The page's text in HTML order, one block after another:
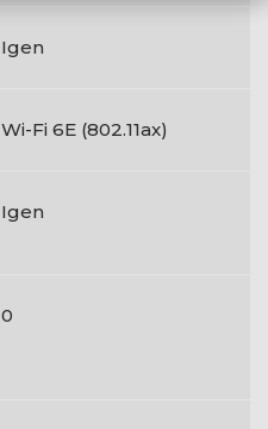
Igen
Wi-Fi 6E (802.11ax)
Igen
0